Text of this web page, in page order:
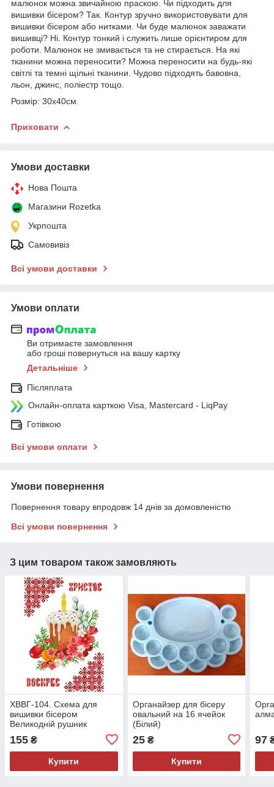
малюнок можна звичайною праскою. Чи підходить для
вишивки бісером? Так. Контур зручно використовувати для
вишивки бісером або нитками. Чи буде малюнок заважати
вишивці? Ні. Контур тонкий і служить лише орієнтиром для
роботи. Малюнок не змивається та не стирається. На які
тканини можна переносити? Можна переносити на будь-які
світлі та темні щільні тканини. Чудово підходять бавовна,
льон, джинс, поліестр тощо.
Розмір: 30х40см.
Приховати
Умови доставки
Нова Пошта
Магазини Rozetka
Укрпошта
Самовивіз
Всі умови доставки
Умови оплати
Ви отримаєте замовлення
або гроші повернуться на вашу картку
Детальніше
Післяплата
Онлайн-оплата карткою Visa, Mastercard - LiqPay
Готівкою
Всі умови оплати
Умови повернення
Повернення товару впродовж 14 днів за домовленістю
Всі умови повернення
З цим товаром також замовляють
ХВВГ-104. Схема для
вишивки бісером
Великодній рушник
155 ₴
Купити
Органайзер для бісеру
овальний на 16 ячейок
(Білий)
25₴
Купити
97